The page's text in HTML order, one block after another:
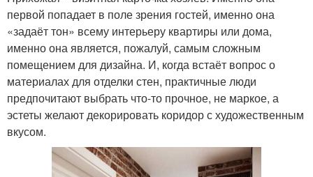
первой попадает в поле зрения гостей, именно она
«задаёт тон» всему интерьеру квартиры или дома,
именно она является, пожалуй, самым сложным
помещением для дизайна. И, когда встаёт вопрос о
материалах для отделки стен, практичные люди
предпочитают выбрать что-то прочное, не маркое, а
эстеты желают декорировать коридор с художественным
вкусом.